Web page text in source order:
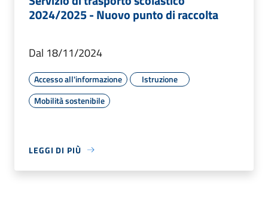
2024/2025 - Nuovo punto di raccolta
Dal 18/11/2024
Accesso all'informazione
Istruzione
Mobilità sostenibile
LEGGI DI PIÙ